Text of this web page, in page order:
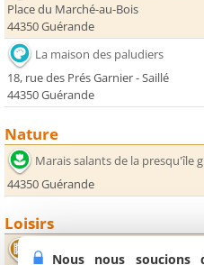
Place du Marché-au-Bois
44350 Guérande
La maison des paludiers
18, rue des Prés Garnier - Saillé
44350 Guérande
Nature
Marais salants de la presqu'île
44350 Guérande
Loisirs
Ciné Presqu'île
Nous nous